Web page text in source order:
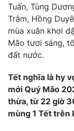
VTV Money
VTV Sức khoẻ
Thị trường 24h
VTV4
Tuấn, Tùng
Trâm, Hồng
mùa xuân khơi
Mão tươi sáng,
đất nước.
Tết nghĩa là hy
mới Quý Mão
thừa, từ 22 giờ
mùng 1 Tết trên